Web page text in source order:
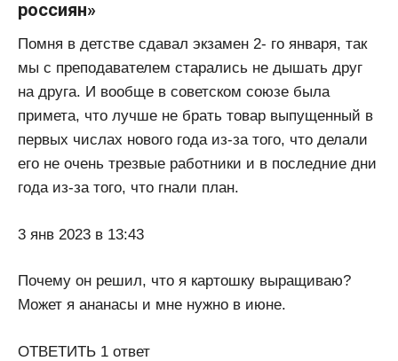
россиян»
Помня в детстве сдавал экзамен 2- го января, так
мы с преподавателем старались не дышать друг
на друга. И вообще в советском союзе была
примета, что лучше не брать товар выпущенный в
первых числах нового года из-за того, что делали
его не очень трезвые работники и в последние дни
года из-за того, что гнали план.
3 янв 2023 в 13:43
Почему он решил, что я картошку выращиваю?
Может я ананасы и мне нужно в июне.
ОТВЕТИТЬ 1 ответ